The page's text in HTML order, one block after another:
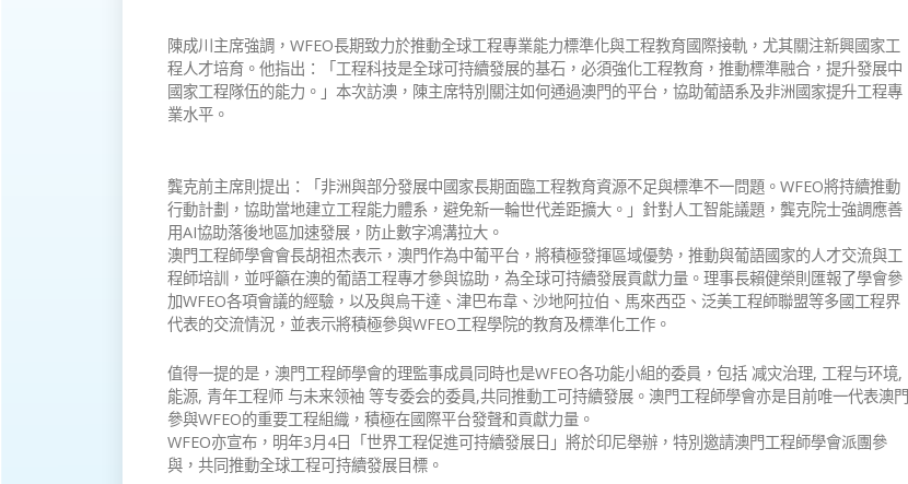
陳成川主席強調，WFEO長期致力於推動全球工程專業能力標準化與工程教育國際接軌，尤其關注新興國家工
程人才培育。他指出：「工程科技是全球可持續發展的基石，必須強化工程教育，推動標準融合，提升發展中
國家工程隊伍的能力。」本次訪澳，陳主席特別關注如何通過澳門的平台，協助葡語系及非洲國家提升工程專
業水平。
龔克前主席則提出：「非洲與部分發展中國家長期面臨工程教育資源不足與標準不一問題。WFEO將持續推動
行動計劃，協助當地建立工程能力體系，避免新一輪世代差距擴大。」針對人工智能議題，龔克院士強調應善
用AI協助落後地區加速發展，防止數字鴻溝拉大。
澳門工程師學會會長胡祖杰表示，澳門作為中葡平台，將積極發揮區域優勢，推動與葡語國家的人才交流與工
程師培訓，並呼籲在澳的葡語工程專才參與協助，為全球可持續發展貢獻力量。理事長賴健榮則匯報了學會參
加WFEO各項會議的經驗，以及與烏干達、津巴布韋、沙地阿拉伯、馬來西亞、泛美工程師聯盟等多國工程界
代表的交流情況，並表示將積極參與WFEO工程學院的教育及標準化工作。
值得一提的是，澳門工程師學會的理監事成員同時也是WFEO各功能小組的委員，包括 减灾治理, 工程与环境,
能源, 青年工程师 与未来领袖 等专委会的委員,共同推動工可持續發展。澳門工程師學會亦是目前唯一代表澳門
參與WFEO的重要工程組織，積極在國際平台發聲和貢獻力量。
WFEO亦宣布，明年3月4日「世界工程促進可持續發展日」將於印尼舉辦，特別邀請澳門工程師學會派團參
與，共同推動全球工程可持續發展目標。